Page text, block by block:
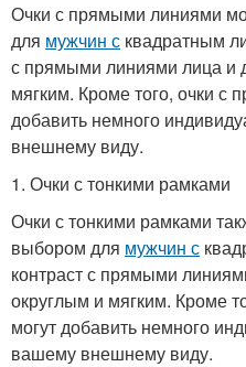
Очки с прямыми линиями
для мужчин с квадратным
с прямыми линиями лица и
мягким. Кроме того, очки с
добавить немного
внешнему виду.
1. Очки с тонкими рамками
Очки с тонкими рамками
выбором для мужчин с
контраст с прямыми
округлым и мягким. Кроме
могут добавить немного
вашему внешнему виду.